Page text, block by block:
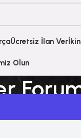
Ücretsiz İlan Ver
Olun